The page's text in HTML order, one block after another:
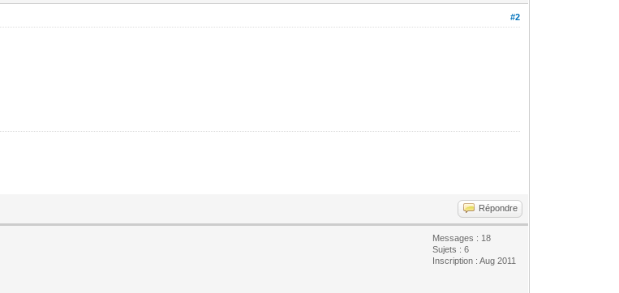
#2
Répondre
Messages : 18
Sujets : 6
Inscription : Aug 2011